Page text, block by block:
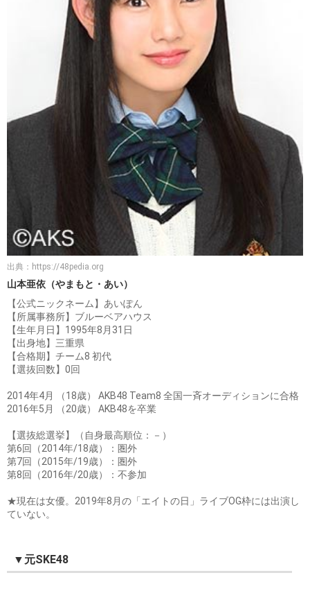
出典： https://48pedia.org
山本亜依（やまもと・あい）
【公式ニックネーム】あいぽん
【所属事務所】ブルーベアハウス
【生年月日】1995年8月31日
【出身地】三重県
【合格期】チーム8 初代
【選抜回数】0回
2014年4月 （18歳） AKB48 Team8 全国一斉オーディションに合格
2016年5月 （20歳） AKB48を卒業
【選抜総選挙】（自身最高順位：－）
第6回（2014年/18歳）：圏外
第7回（2015年/19歳）：圏外
第8回（2016年/20歳）：不参加
★現在は女優。2019年8月の「エイトの日」ライブOG枠には出演し
ていない。
▼元SKE48